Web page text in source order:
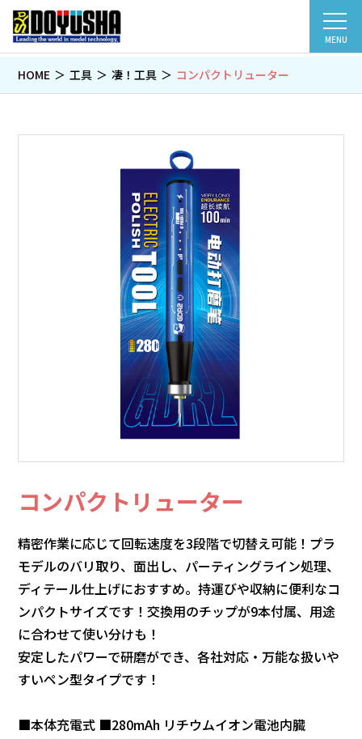
MENU
HOME 工具 凄！工具 コンパクトリューター
コンパクトリューター
精密作業に応じて回転速度を3段階で切替え可能！プラ
モデルのバリ取り、面出し、パーティングライン処理、
ディテール仕上げにおすすめ。持運びや収納に便利なコ
ンパクトサイズです！交換用のチップが9本付属、用途
に合わせて使い分けも！
安定したパワーで研磨ができ、各社対応・万能な扱いや
すいペン型タイプです！
■本体充電式 ■280mAh リチウムイオン電池内臓